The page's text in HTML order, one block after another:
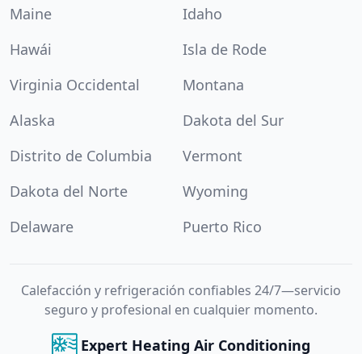
Maine
Idaho
Hawái
Isla de Rode
Virginia Occidental
Montana
Alaska
Dakota del Sur
Distrito de Columbia
Vermont
Dakota del Norte
Wyoming
Delaware
Puerto Rico
Calefacción y refrigeración confiables 24/7—servicio
seguro y profesional en cualquier momento.
Expert Heating Air Conditioning